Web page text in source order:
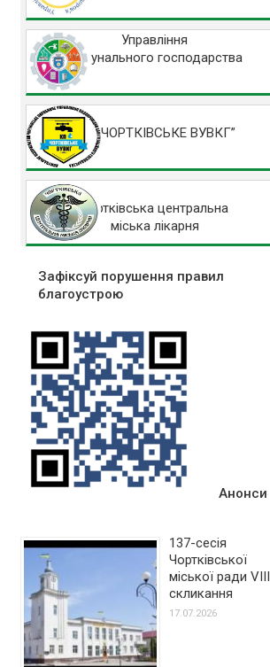
Управління
комунального господарства
КП “ЧОРТКІВСЬКЕ ВУВКГ”
Чортківська центральна
міська лікарня
Зафіксуй порушення правил
благоустрою
Анонси
137-сесія
Чортківської
міської ради VIII
скликання
17.07.2026